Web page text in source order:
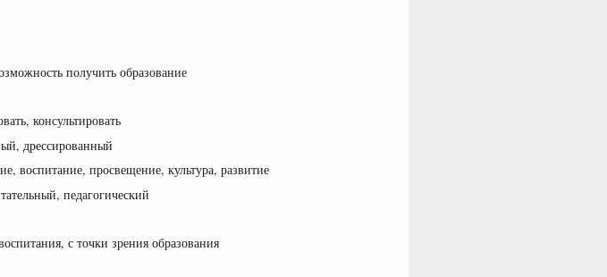
получить образование
консультировать
дрессированный
воспитание, просвещение, культура, развитие
педагогический
с точки зрения образования